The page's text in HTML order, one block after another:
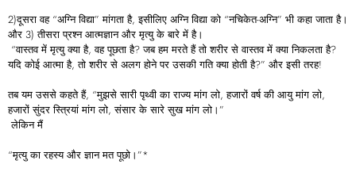
2)दूसरा वह “अग्नि विद्या” मांगता है, इसीलिए अग्नि विद्या को “नचिकेत-अग्नि” भी कहा जाता है।
और 3) तीसरा प्रश्न आत्मज्ञान और मृत्यु के बारे में है।
“वास्तव में मृत्यु क्या है, वह पूछता है? जब हम मरते हैं तो शरीर से वास्तव में क्या निकलता है?
यदि कोई आत्मा है, तो शरीर से अलग होने पर उसकी गति क्या होती है?” और इसी तरह!
तब यम उससे कहते हैं, “मुझसे सारी पृथ्वी का राज्य मांग लो, हजारों वर्ष की आयु मांग लो,
हजारों सुंदर स्त्रियां मांग लो, संसार के सारे सुख मांग लो।”
लेकिन मैं
“मृत्यु का रहस्य और ज्ञान मत पूछो।”*